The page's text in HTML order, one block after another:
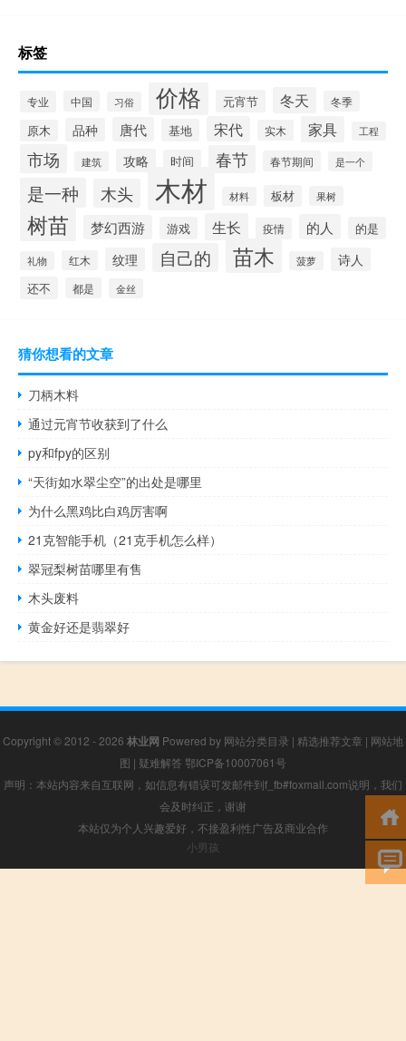
标签
专业 中国 习俗 价格 元宵节 冬天 冬季
原木 品种 唐代 基地 宋代 实木 家具 工程
市场 建筑 攻略 时间 春节 春节期间 是一个
是一种 木头 木材 材料 板材 果树
树苗 梦幻西游 游戏 生长 疫情 的人 的是
礼物 红木 纹理 自己的 苗木 菠萝 诗人
还不 都是 金丝
猜你想看的文章
刀柄木料
通过元宵节收获到了什么
py和fpy的区别
“天街如水翠尘空”的出处是哪里
为什么黑鸡比白鸡厉害啊
21克智能手机（21克手机怎么样）
翠冠梨树苗哪里有售
木头废料
黄金好还是翡翠好
Copyright © 2012 - 2026 林业网 Powered by 网站分类目录 | 精选推荐文章 | 网站地
图 | 疑难解答 鄂ICP备10007061号
声明：本站内容来自互联网，如信息有错误可发邮件到f_fb#foxmail.com说明，我们
会及时纠正，谢谢
本站仅为个人兴趣爱好，不接盈利性广告及商业合作
小男孩